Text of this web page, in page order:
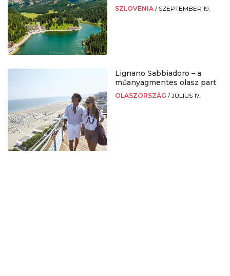
SZLOVÉNIA / SZEPTEMBER 19.
Lignano Sabbiadoro – a
műanyagmentes olasz part
OLASZORSZÁG /JÚLIUS 17.